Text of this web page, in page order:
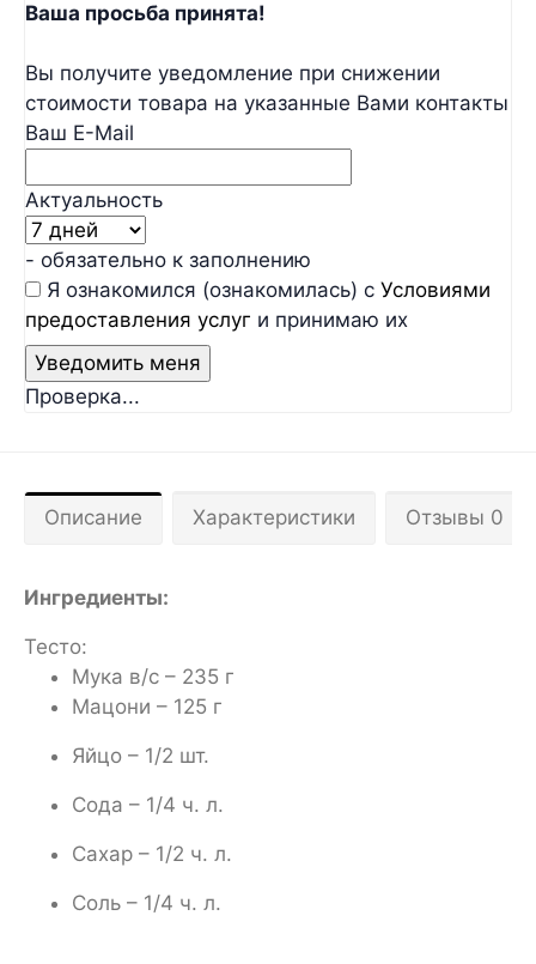
Ваша просьба принята!
Вы получите уведомление при снижении
стоимости товара на указанные Вами контакты
Ваш E-Mail
Актуальность
- обязательно к заполнению
Я ознакомился (ознакомилась) с Условиями
предоставления услуг и принимаю их
Проверка...
Описание Характеристики Отзывы 0
Ингредиенты:
Тесто:
Мука в/с – 235 г
Мацони – 125 г
Яйцо – 1/2 шт.
Сода – 1/4 ч. л.
Сахар – 1/2 ч. л.
Соль – 1/4 ч. л.